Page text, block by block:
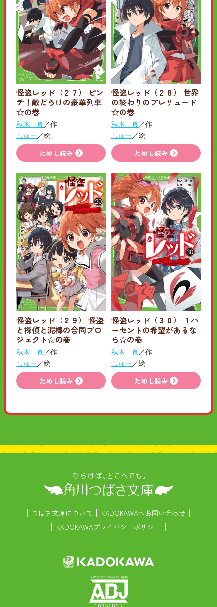
怪盗レッド（２７） ピン
チ！敵だらけの豪華列車
☆の巻
秋木 真／作
しゅー ／絵
ためし読み
怪盗レッド（２８） 世界
の終わりのプレリュード
☆の巻
秋木 真／作
しゅー ／絵
ためし読み
怪盗レッド（２９） 怪盗
と探偵と泥棒の合同プロ
ジェクト☆の巻
秋木 真／作
しゅー ／絵
ためし読み
怪盗レッド（３０） １パ
ーセントの希望があるな
ら☆の巻
秋木 真／作
しゅー ／絵
ためし読み
つばさ文庫について
KADOKAWAへお問い合わせ
KADOKAWAプライバシーポリシー